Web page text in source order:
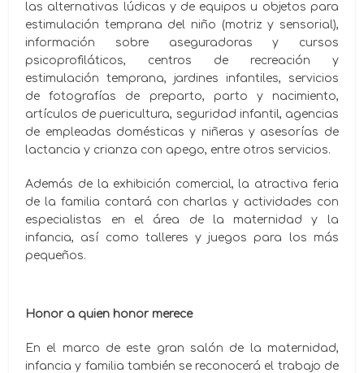
las alternativas lúdicas y de equipos u objetos para
estimulación temprana del niño (motriz y sensorial),
información sobre aseguradoras y cursos
psicoprofiláticos, centros de recreación y
estimulación temprana, jardines infantiles, servicios
de fotografías de preparto, parto y nacimiento,
artículos de puericultura, seguridad infantil, agencias
de empleadas domésticas y niñeras y asesorías de
lactancia y crianza con apego, entre otros servicios.
Además de la exhibición comercial, la atractiva feria
de la familia contará con charlas y actividades con
especialistas en el área de la maternidad y la
infancia, así como talleres y juegos para los más
pequeños.
Honor a quien honor merece
En el marco de este gran salón de la maternidad,
infancia y familia también se reconocerá el trabajo de